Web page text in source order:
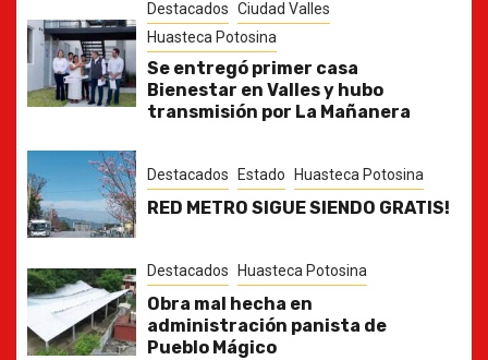
Destacados Ciudad Valles
Huasteca Potosina
Se entregó primer casa
Bienestar en Valles y hubo
transmisión por La Mañanera
Destacados Estado Huasteca Potosina
RED METRO SIGUE SIENDO GRATIS!
Destacados Huasteca Potosina
Obra mal hecha en
administración panista de
Pueblo Mágico